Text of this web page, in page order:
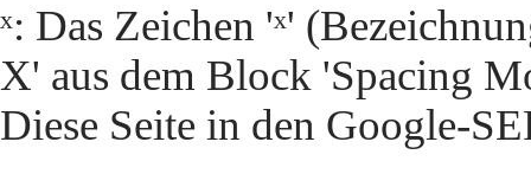
ˣ: Das Zeichen 'ˣ'
X' aus dem Block 'Spacing
Diese Seite in den Google-